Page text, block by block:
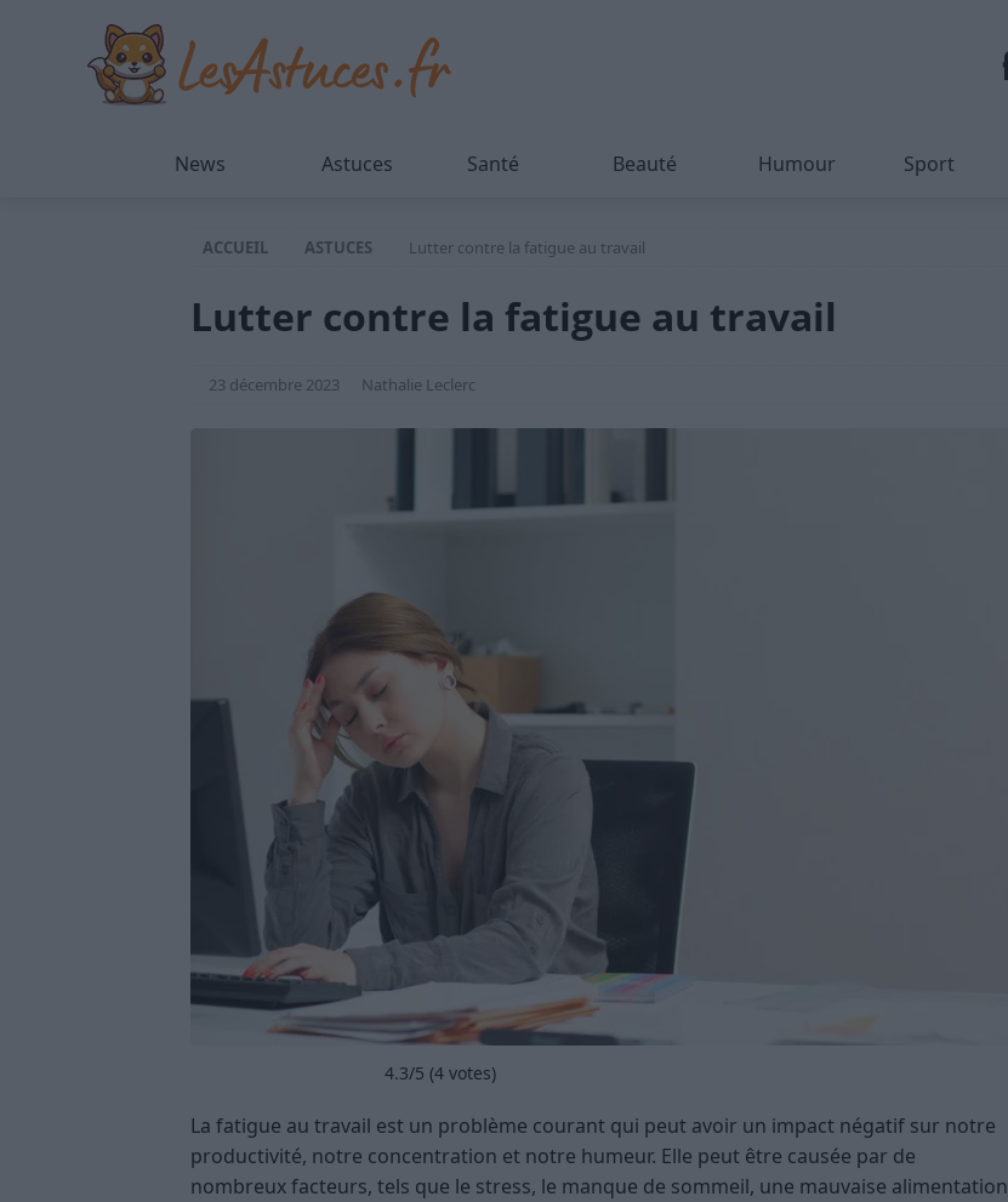
News Astuces Santé Beauté Humour Sport
ACCUEIL ASTUCES Lutter contre la fatigue au travail
Lutter contre la fatigue au travail
23 décembre 2023 Nathalie Leclerc
4.3/5 (4 votes)
La fatigue au travail est un problème courant qui peut avoir un impact négatif sur notre
productivité, notre concentration et notre humeur. Elle peut être causée par de
nombreux facteurs, tels que le stress, le manque de sommeil, une mauvaise alimentation